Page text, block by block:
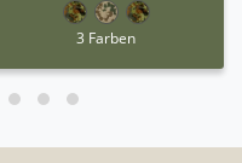
3 Farben